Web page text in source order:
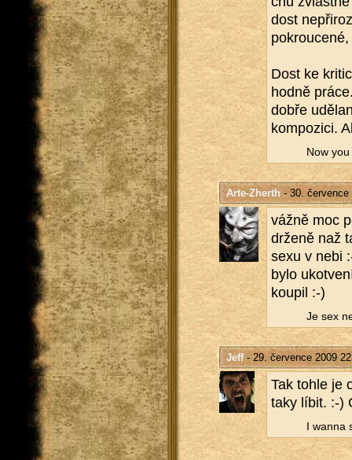
dost
Dost ke
hodně
dobře
kom­po­zi­ci.
Now
Arte-Zherth - 30. července
vážně moc
dr­že­ně naž
sexu v nebi
bylo
kou­pil :-)
Je sex
Jeff- 29. července 2009
Tak tohle je
taky líbit. :-)
I wanna